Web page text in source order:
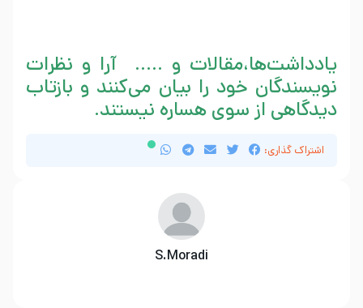
یادداشت‌ها،مقالات و ….. آرا و نظرات
نویسندگان خود را بیان می‌کنند و بازتاب
دیدگاهی از سوی هساره نیستند.
اشتراک گذاری:
S.Moradi